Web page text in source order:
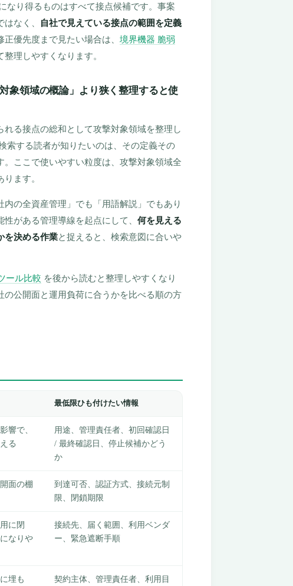
なり得るものはすべて接点候補です。事案
なく、
自社で見えている接点の範囲を定義
優先度まで見たい場合は、 境界機器 脆弱
理しやすくなります。
象領域の概論」より狭く整理すると使
れる接点の総和として攻撃対象領域を整理し
索する読者が知りたいのは、その定義その
。ここで使いやすい粒度は、攻撃対象領域全
ます。
の全資産管理」でも「用語解説」でもあり
がある管理導線を起点にして、 何を見える
を決める作業と捉えると、検索意図に合いや
ール比較 を後から読むと整理しやすくなり
公開面と運用負荷に合うかを比べる順の方
最低限ひも付けたい情報
響で、
る
用途、管理責任者、初回確認日
/ 最終確認日、停止候補かどう
か
面の棚
到達可否、認証方式、接続元制
限、閉鎖期限
に閉
なりや
接続先、届く範囲、利用ベンダ
ー、緊急遮断手順
埋も 契約主体、管理責任者、利用目